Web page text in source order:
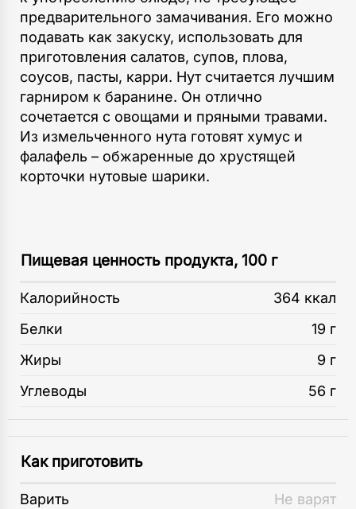
предварительного замачивания. Его можно
подавать как закуску, использовать для
приготовления салатов, супов, плова,
соусов, пасты, карри. Нут считается лучшим
гарниром к баранине. Он отлично
сочетается с овощами и пряными травами.
Из измельченного нута готовят хумус и
фалафель – обжаренные до хрустящей
корточки нутовые шарики.
Пищевая ценность продукта, 100 г
Калорийность
364 ккал
Белки
19 г
Жиры
9 г
Углеводы
56 г
Как приготовить
Варить
Не варят